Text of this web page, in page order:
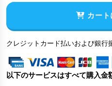
カー
クレジットカード払いおよび銀行
以下のサービスはすべて購入金